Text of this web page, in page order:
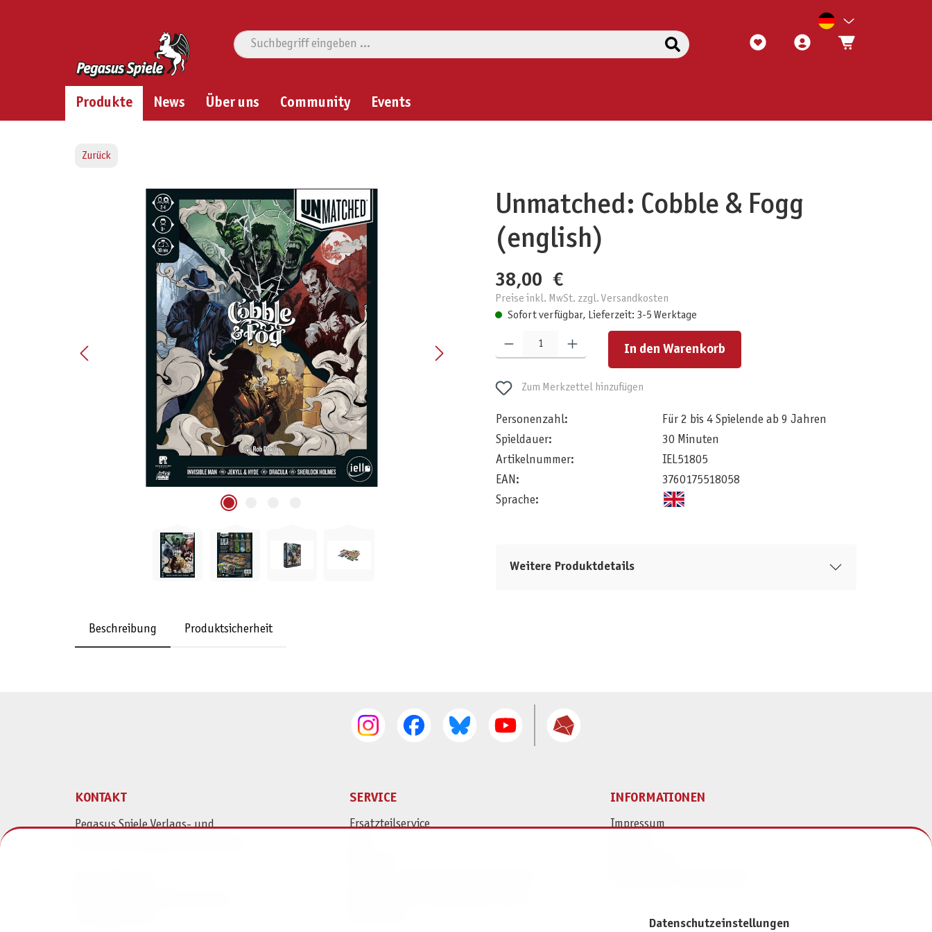
Produkte News Über uns Community Events
Zurück
Bildergalerie überspringen
Unmatched: Cobble & Fogg
(english)
38,00 €
Preise inkl. MwSt. zzgl. Versandkosten
Sofort verfügbar, Lieferzeit: 3-5 Werktage
In den Warenkorb
Zum Merkzettel hinzufügen
Personenzahl:
Für 2 bis 4 Spielende ab 9 Jahren
Spieldauer:
30 Minuten
Artikelnummer:
IEL51805
EAN:
3760175518058
Sprache:
Weitere Produktdetails
Beschreibung Produktsicherheit
KONTAKT
Pegasus Spiele Verlags- und
SERVICE
Ersatzteilservice
INFORMATIONEN
Impressum
Datenschutzeinstellungen